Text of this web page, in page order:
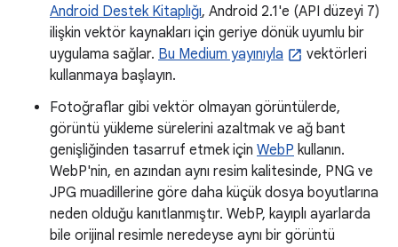
Android Destek Kitaplığı, Android 2.1'e (API düzeyi 7)
ilişkin vektör kaynakları için geriye dönük uyumlu bir
uygulama sağlar. Bu Medium yayınıyla
vektörleri
kullanmaya başlayın.
Fotoğraflar gibi vektör olmayan görüntülerde,
görüntü yükleme sürelerini azaltmak ve ağ bant
genişliğinden tasarruf etmek için WebP kullanın.
WebP'nin, en azından aynı resim kalitesinde, PNG ve
JPG muadillerine göre daha küçük dosya boyutlarına
neden olduğu kanıtlanmıştır. WebP, kayıplı ayarlarda
bile orijinal resimle neredeyse aynı bir görüntü